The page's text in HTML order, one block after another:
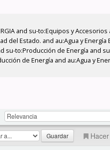
and su-to:Equipos y Accesorios
del Estado. and au:Agua y Energía
su-to:Producción de Energía and
de Energía and au:Agua y